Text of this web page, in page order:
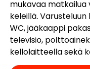
mukavaa
keleillä.
WC, jääkaappi
televisio,
kellolaitteella sekä